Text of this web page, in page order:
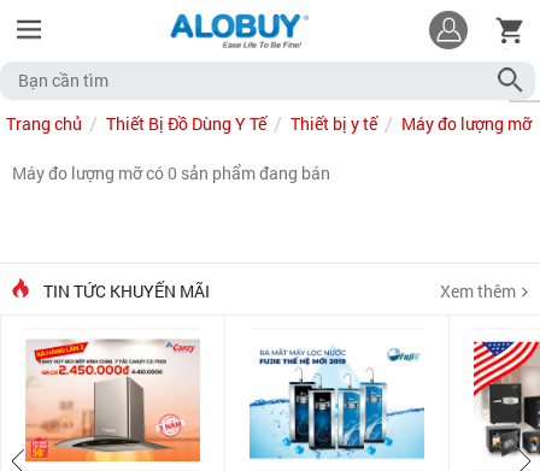
Trang chủ Thiết Bị Đồ Dùng Y Tế Thiết bị y tế Máy đo lượng mỡ
Máy đo lượng mỡ có 0 sản phẩm đang bán
TIN TỨC KHUYẾN MÃI Xem thêm